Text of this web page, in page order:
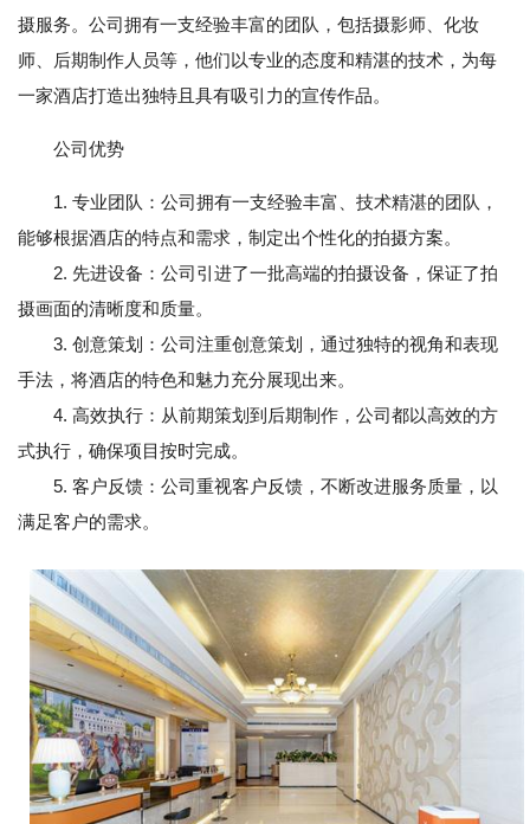
摄服务。公司拥有一支经验丰富的团队，包括摄影师、化妆
师、后期制作人员等，他们以专业的态度和精湛的技术，为每
一家酒店打造出独特且具有吸引力的宣传作品。
公司优势
1. 专业团队：公司拥有一支经验丰富、技术精湛的团队，
能够根据酒店的特点和需求，制定出个性化的拍摄方案。
2. 先进设备：公司引进了一批高端的拍摄设备，保证了拍
摄画面的清晰度和质量。
3. 创意策划：公司注重创意策划，通过独特的视角和表现
手法，将酒店的特色和魅力充分展现出来。
4. 高效执行：从前期策划到后期制作，公司都以高效的方
式执行，确保项目按时完成。
5. 客户反馈：公司重视客户反馈，不断改进服务质量，以
满足客户的需求。